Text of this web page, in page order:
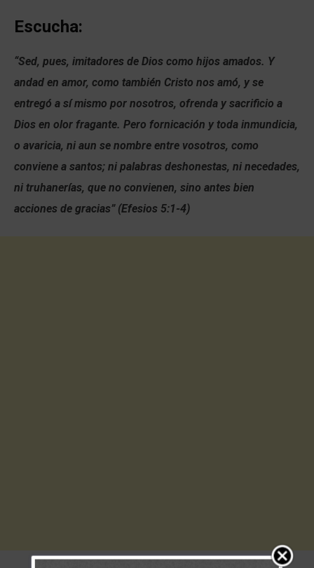
Escucha:
“Sed, pues, imitadores de Dios como hijos amados. Y
andad en amor, como también Cristo nos amó, y se
entregó a sí mismo por nosotros, ofrenda y sacrificio a
Dios en olor fragante. Pero fornicación y toda inmundicia,
o avaricia, ni aun se nombre entre vosotros, como
conviene a santos; ni palabras deshonestas, ni necedades,
ni truhanerías, que no convienen, sino antes bien
acciones de gracias” (Efesios 5:1-4)